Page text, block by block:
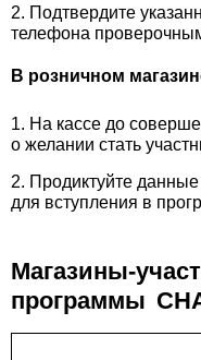
Подтвердите
телефона
В розничном
На кассе до
о желании стать
Продиктуйте
для вступления в
Магазины-
программы